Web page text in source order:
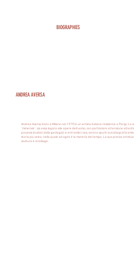
ANDREA AVERSA
Andrea Aversa (nato a Milano nel 1979) é un artista italiano residente a Parigi. La
"minerale", sia essa legata alle opere dell'uomo, con particolare attenzione
processi studiati dalla geologia); in entrambi i casi, cenni e spunti autobiografici
storia più vasta, nella quale ad agire é la materia del tempo. La sua pratica
scultura e al collage.
BIOGRAPHIES